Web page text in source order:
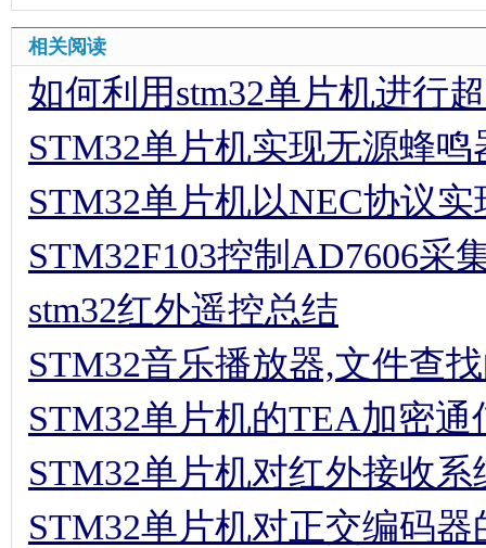
相关阅读
如何利用stm32单片机进行
STM32单片机实现无源蜂
STM32单片机以NEC协议
STM32F103控制AD7606采
stm32红外遥控总结
STM32音乐播放器,文件查
STM32单片机的TEA加密通
STM32单片机对红外接收系
STM32单片机对正交编码器